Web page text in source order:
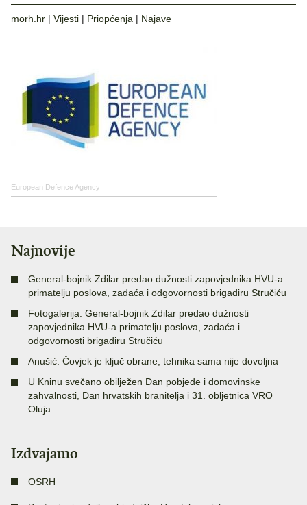
morh.hr | Vijesti | Priopćenja | Najave
European Defence Agency
Najnovije
General-bojnik Zdilar predao dužnosti zapovjednika HVU-a
primatelju poslova, zadaća i odgovornosti brigadiru Stručiću
Fotogalerija: General-bojnik Zdilar predao dužnosti
zapovjednika HVU-a primatelju poslova, zadaća i
odgovornosti brigadiru Stručiću
Anušić: Čovjek je ključ obrane, tehnika sama nije dovoljna
U Kninu svečano obilježen Dan pobjede i domovinske
zahvalnosti, Dan hrvatskih branitelja i 31. obljetnica VRO
Oluja
Izdvajamo
OSRH